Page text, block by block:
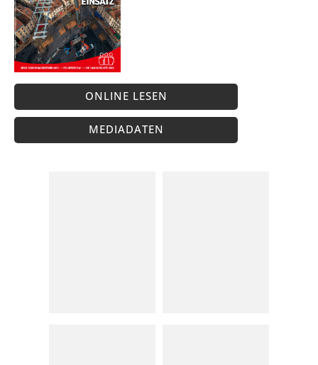
ONLINE LESEN
MEDIADATEN